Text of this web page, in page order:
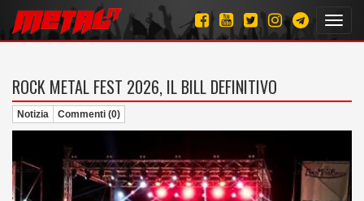
ROCK METAL FEST 2026, IL BILL DEFINITIVO
Notizia Commenti (0)